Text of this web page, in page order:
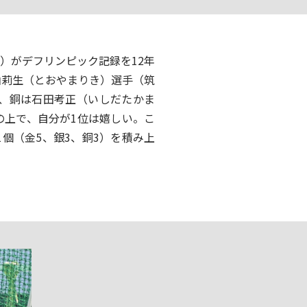
がデフリンピック記録を12年
生（とおやまりき）選手（筑
銅は石田考正（いしだたかま
で、自分が1位は嬉しい。こ
（金5、銀3、銅3）を積み上